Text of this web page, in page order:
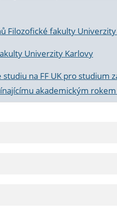
Filozofické fakulty
Univerzity Karlovy
na FF UK pro studium
akademickým